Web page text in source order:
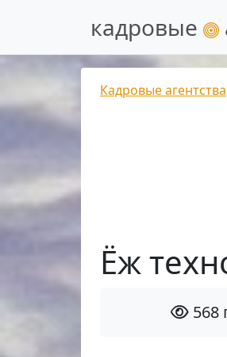
кадровые
Кадровые агентства
Ёж
568